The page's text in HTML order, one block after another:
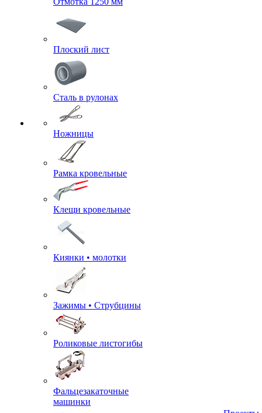
Плоский лист
Сталь в рулонах
Ножницы
Рамка кровельные
Клещи кровельные
Киянки • молотки
Зажимы • Струбцины
Роликовые листогибы
Фальцезакаточные
машинки